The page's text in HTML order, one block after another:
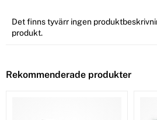
Det finns tyvärr ingen
produkt.
Rekommenderade produkter